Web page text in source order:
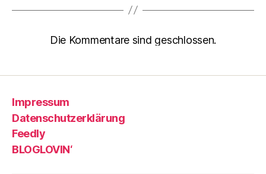
Die Kommentare sind geschlossen.
Impressum
Datenschutzerklärung
Feedly
BLOGLOVIN‘